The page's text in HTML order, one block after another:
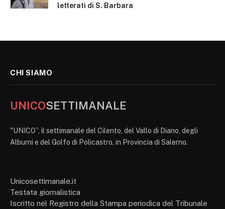
letterati di S. Barbara
CHI SIAMO
UNICOSETTIMANALE
"UNICO”, il settimanale del Cilento, del Vallo di Diano, degli
Alburni e del Golfo di Policastro, in Provincia di Salerno.
Unicosettimanale.it
Testata giornalistica
Iscritto nel Registro della Stampa periodica del Tribunale